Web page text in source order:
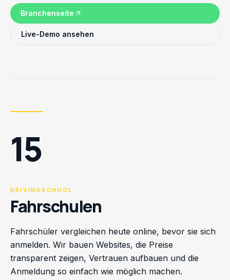
Branchenseite
Live-Demo ansehen
15
DRIVINGSCHOOL
Fahrschulen
Fahrschüler vergleichen heute online, bevor sie sich
anmelden. Wir bauen Websites, die Preise
transparent zeigen, Vertrauen aufbauen und die
Anmeldung so einfach wie möglich machen.